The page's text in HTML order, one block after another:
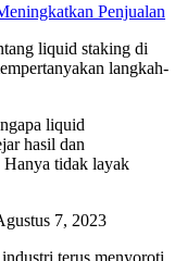
Penjualan
liquid staking di
langkah-
liquid
hasil dan
Hanya tidak layak
7, 2023
terus menyoroti